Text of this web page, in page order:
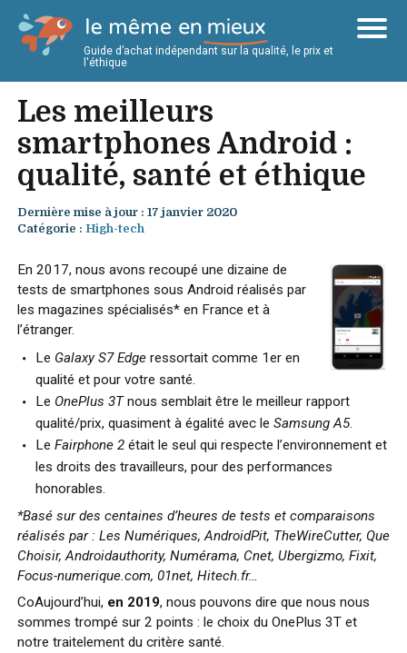
Guide d’achat indépendant sur la qualité, le prix et
l'éthique
Les meilleurs
smartphones Android :
qualité, santé et éthique
Dernière mise à jour : 17 janvier 2020
Catégorie : High-tech
En 2017, nous avons recoupé une dizaine de
tests de smartphones sous Android réalisés par
les magazines spécialisés* en France et à
l’étranger.
Le Galaxy S7 Edge ressortait comme 1er en
qualité et pour votre santé.
Le OnePlus 3Tnous semblait être le meilleur rapport
qualité/prix, quasiment à égalité avec le Samsung A5.
LeFairphone 2 était le seul qui respecte l’environnement et
les droits des travailleurs, pour des performances
honorables.
*Basé sur des centaines d’heures de tests et comparaisons
réalisés par : Les Numériques, AndroidPit, TheWireCutter, Que
Choisir, Androidauthority, Numérama, Cnet, Ubergizmo, Fixit,
Focus-numerique.com, 01net, Hitech.fr…
CoAujourd’hui, en 2019, nous pouvons dire que nous nous
sommes trompé sur 2 points : le choix du OnePlus 3T et
notre traitelement du critère santé.